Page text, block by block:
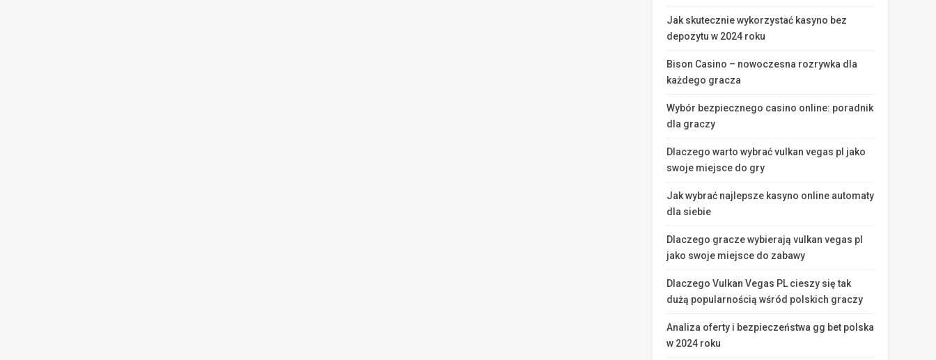
Jak skutecznie wykorzystać kasyno bez
depozytu w 2024 roku
Bison Casino – nowoczesna rozrywka dla
każdego gracza
Wybór bezpiecznego casino online: poradnik
dla graczy
Dlaczego warto wybrać vulkan vegas pl jako
swoje miejsce do gry
Jak wybrać najlepsze kasyno online automaty
dla siebie
Dlaczego gracze wybierają vulkan vegas pl
jako swoje miejsce do zabawy
Dlaczego Vulkan Vegas PL cieszy się tak
dużą popularnością wśród polskich graczy
Analiza oferty i bezpieczeństwa gg bet polska
w 2024 roku